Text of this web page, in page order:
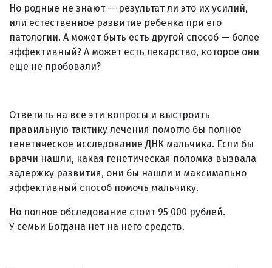
Но родные не знают — результат ли это их усилий,
или естественное развитие ребенка при его
патологии. А может быть есть другой способ — более
эффективный? А может есть лекарство, которое они
еще не пробовали?
Ответить на все эти вопросы и выстроить
правильную тактику лечения помогло бы полное
генетическое исследование ДНК мальчика. Если бы
врачи нашли, какая генетическая поломка вызвала
задержку развития, они бы нашли и максимально
эффективный способ помочь мальчику.
Но полное обследование стоит 95 000 рублей.
У семьи Богдана нет на него средств.